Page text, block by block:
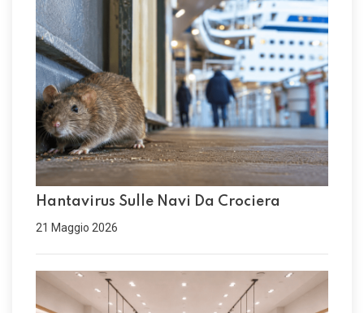
Hantavirus Sulle Navi Da Crociera
21 Maggio 2026